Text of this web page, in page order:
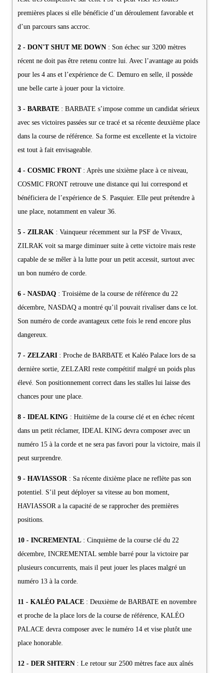
premières places si elle bénéficie d’un déroulement favorable et
d’un parcours sans accroc.
2 - DON'T SHUT ME DOWN : Son échec sur 3200 mètres
récent ne doit pas être retenu contre lui. Avec l’avantage au poids
pour les 4 ans et l’expérience de C. Demuro en selle, il possède
une belle carte à jouer pour la victoire.
3 - BARBATE : BARBATE s’impose comme un candidat sérieux
avec ses victoires passées sur ce tracé et sa récente deuxième place
dans la course de référence. Sa forme est excellente et la victoire
est tout à fait envisageable.
4 - COSMIC FRONT: Après une sixième place à ce niveau,
COSMIC FRONT retrouve une distance qui lui correspond et
bénéficiera de l’expérience de S. Pasquier. Elle peut prétendre à
une place, notamment en valeur 36.
5 - ZILRAK : Vainqueur récemment sur la PSF de Vivaux,
ZILRAK voit sa marge diminuer suite à cette victoire mais reste
capable de se mêler à la lutte pour un petit accessit, surtout avec
un bon numéro de corde.
6 - NASDAQ : Troisième de la course de référence du 22
décembre, NASDAQ a montré qu’il pouvait rivaliser dans ce lot.
Son numéro de corde avantageux cette fois le rend encore plus
dangereux.
7 - ZELZARI : Proche de BARBATE et Kaléo Palace lors de sa
dernière sortie, ZELZARI reste compétitif malgré un poids plus
élevé. Son positionnement correct dans les stalles lui laisse des
chances pour une place.
8 - IDEAL KING : Huitième de la course clé et en échec récent
dans un petit réclamer, IDEAL KING devra composer avec un
numéro 15 à la corde et ne sera pas favori pour la victoire, mais il
peut surprendre.
9 - HAVIASSOR: Sa récente dixième place ne reflète pas son
potentiel. S’il peut déployer sa vitesse au bon moment,
HAVIASSOR a la capacité de se rapprocher des premières
positions.
10 - INCREMENTAL : Cinquième de la course clé du 22
décembre, INCREMENTAL semble barré pour la victoire par
plusieurs concurrents, mais il peut jouer les places malgré un
numéro 13 à la corde.
11 - KALÉO PALACE : Deuxième de BARBATE en novembre
et proche de la place lors de la course de référence, KALÉO
PALACE devra composer avec le numéro 14 et vise plutôt une
place honorable.
12 - DER SHTERN : Le retour sur 2500 mètres face aux aînés